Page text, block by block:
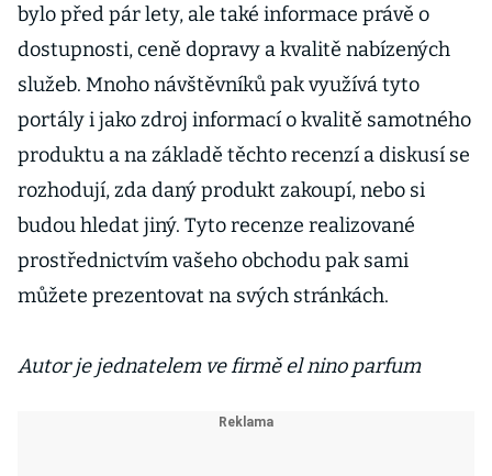
bylo před pár lety, ale také informace právě o
dostupnosti, ceně dopravy a kvalitě nabízených
služeb. Mnoho návštěvníků pak využívá tyto
portály i jako zdroj informací o kvalitě samotného
produktu a na základě těchto recenzí a diskusí se
rozhodují, zda daný produkt zakoupí, nebo si
budou hledat jiný. Tyto recenze realizované
prostřednictvím vašeho obchodu pak sami
můžete prezentovat na svých stránkách.
Autor je jednatelem ve firmě el nino parfum